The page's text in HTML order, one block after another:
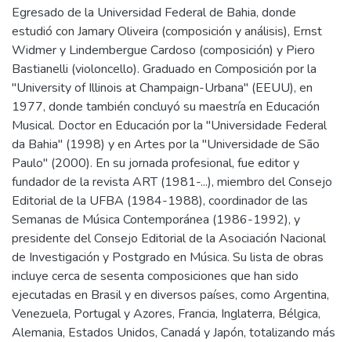
Egresado de la Universidad Federal de Bahia, donde
estudió con Jamary Oliveira (composición y análisis), Ernst
Widmer y Lindembergue Cardoso (composición) y Piero
Bastianelli (violoncello). Graduado en Composición por la
"University of Illinois at Champaign-Urbana" (EEUU), en
1977, donde también concluyó su maestría en Educación
Musical. Doctor en Educación por la "Universidade Federal
da Bahia" (1998) y en Artes por la "Universidade de São
Paulo" (2000). En su jornada profesional, fue editor y
fundador de la revista ART (1981-...), miembro del Consejo
Editorial de la UFBA (1984-1988), coordinador de las
Semanas de Música Contemporánea (1986-1992), y
presidente del Consejo Editorial de la Asociación Nacional
de Investigación y Postgrado en Música. Su lista de obras
incluye cerca de sesenta composiciones que han sido
ejecutadas en Brasil y en diversos países, como Argentina,
Venezuela, Portugal y Azores, Francia, Inglaterra, Bélgica,
Alemania, Estados Unidos, Canadá y Japón, totalizando más